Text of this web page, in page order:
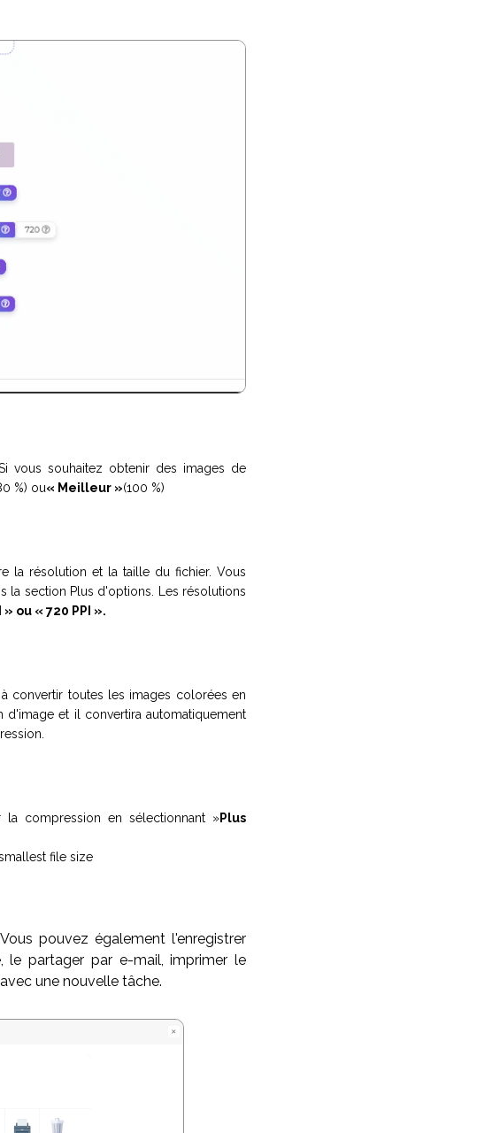
vous souhaitez obtenir des images de
%) ou« Meilleur »(100 %)
la résolution et la taille du fichier. Vous
la section Plus d'options. Les résolutions
» ou « 720 PPI ».
convertir toutes les images colorées en
d'image et il convertira automatiquement
compression en sélectionnant »Plus
file size
pouvez également l'enregistrer
partager par e-mail, imprimer le
une nouvelle tâche.